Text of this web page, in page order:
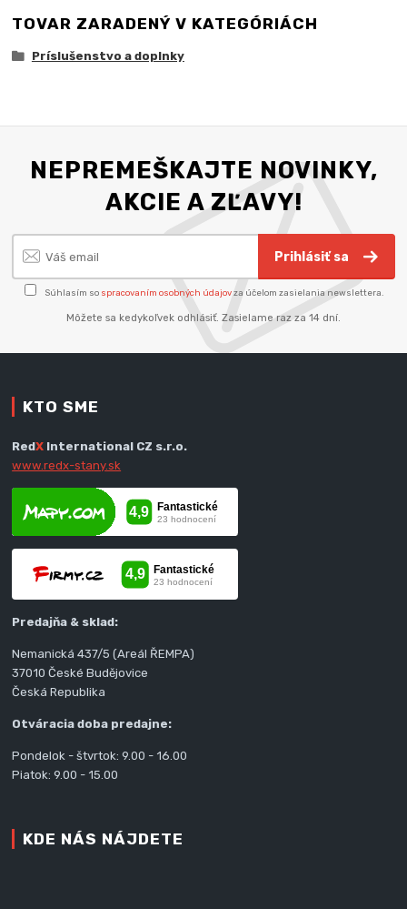
TOVAR ZARADENÝ V KATEGÓRIÁCH
Príslušenstvo a doplnky
NEPREMEŠKAJTE NOVINKY,
AKCIE A ZĽAVY!
Prihlásiť sa
Súhlasím so spracovaním osobných údajovza účelom zasielania newslettera.
Môžete sa kedykoľvek odhlásiť. Zasielame raz za 14 dní.
KTO SME
RedX International CZ s.r.o.
www.redx-stany.sk
Predajňa & sklad:
Nemanická 437/5 (Areál ŘEMPA)
37010 České Budějovice
Česká Republika
Otváracia doba predajne:
Pondelok - štvrtok: 9.00 - 16.00
Piatok: 9.00 - 15.00
KDE NÁS NÁJDETE